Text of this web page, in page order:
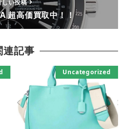
しい投稿
超高価買取中！！
連記事
Uncategorized